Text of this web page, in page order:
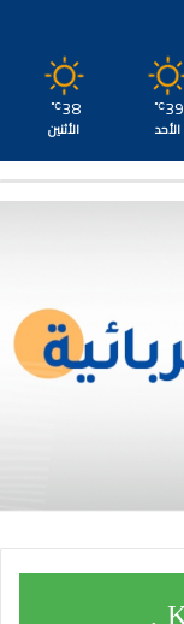
39
℃
الأحد
38
℃
الأثنين